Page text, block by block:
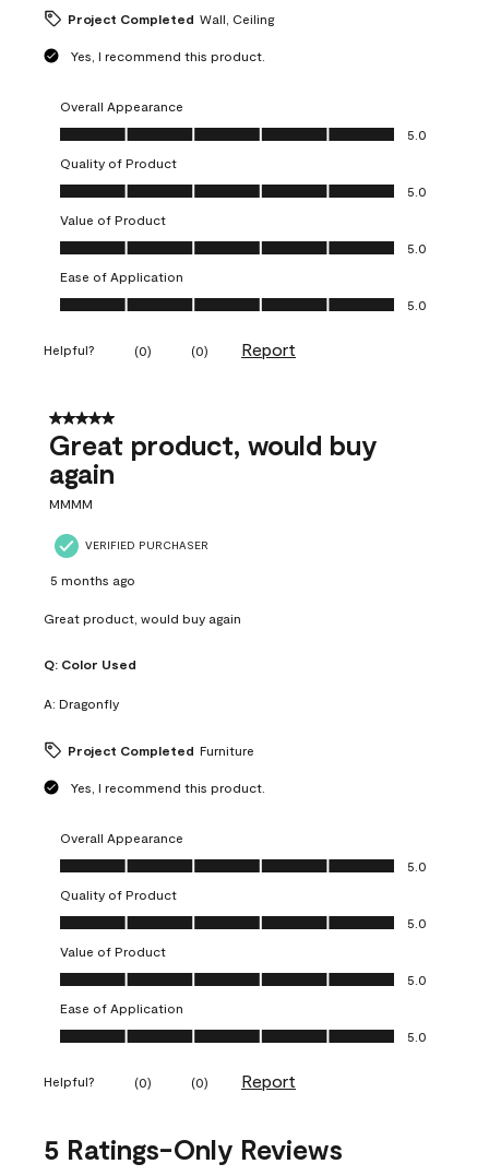
Project Completed Wall, Ceiling
Yes, I recommend this product.
Overall Appearance
Overall Appearance, 5.0 out of 5
5.0
Quality of Product
Quality of Product, 5.0 out of 5
5.0
Value of Product
Value of Product, 5.0 out of 5
5.0
Ease of Application
Ease of Application, 5.0 out of 5
5.0
Helpful? (0) (0) Report
5 out of 5 stars.
Great product, would buy
again
MMMM
VERIFIED PURCHASER
5 months ago
Great product, would buy again
Q: Color Used
A: Dragonfly
Project Completed Furniture
Yes, I recommend this product.
Overall Appearance
Overall Appearance, 5.0 out of 5
5.0
Quality of Product
Quality of Product, 5.0 out of 5
5.0
Value of Product
Value of Product, 5.0 out of 5
5.0
Ease of Application
Ease of Application, 5.0 out of 5
5.0
Helpful? (0) (0) Report
5 Ratings-Only Reviews